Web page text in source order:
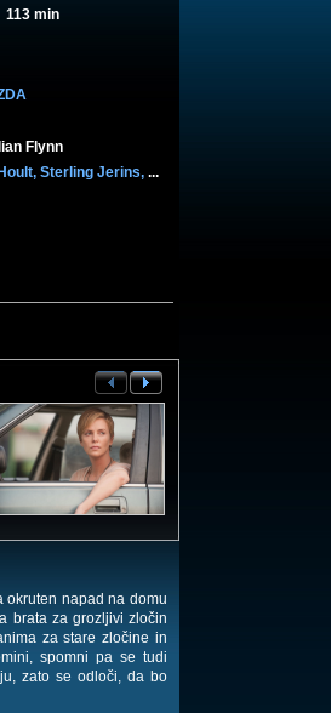
min
Flynn
Sterling Jerins, ...
okruten napad na domu
brata za grozljivi zločin
za stare zločine in
spomni pa se tudi
zato se odloči, da bo